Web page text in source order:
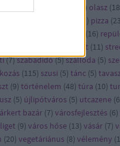
) olasz (18
) pizza (23
(16)
sport (11)
(7)szabadidő(5)szálloda (5)
(115) szusi (5) tánc (5)
(9) történelem (48) túra (10)
(5) újlipótváros (5) utcazene (6
bazár (7) városfejlesztés (6)
(9) város hőse (13) vásár (7)
(20) vegetáriánus (8) vélemény (